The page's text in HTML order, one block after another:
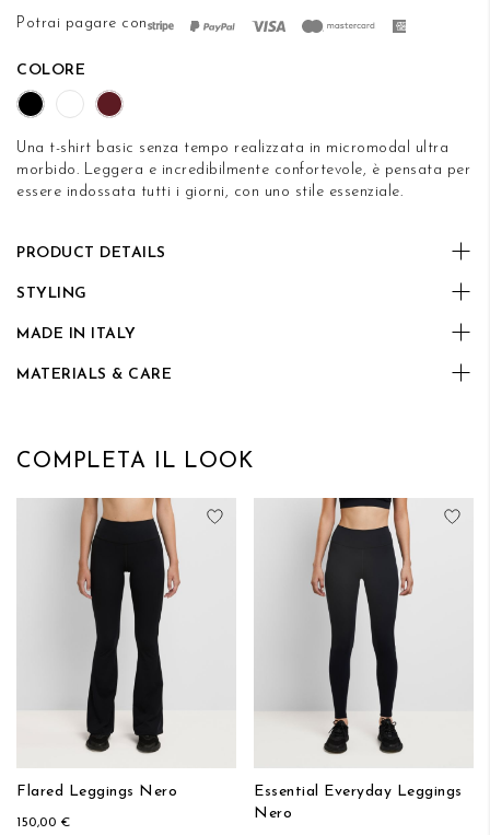
Potrai pagare con
COLORE
Una t-shirt basic senza tempo realizzata in micromodal ultra
morbido. Leggera e incredibilmente confortevole, è pensata per
essere indossata tutti i giorni, con uno stile essenziale.
PRODUCT DETAILS
STYLING
MADE IN ITALY
MATERIALS & CARE
COMPLETA IL LOOK
Aggiungi alla lista desideri
Flared Leggings Nero
150,00 €
Essential Everyday Leggings
Nero